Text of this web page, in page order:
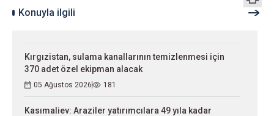
Konuyla ilgili
Kırgızistan, sulama kanallarının temizlenmesi için
370 adet özel ekipman alacak
05 Ağustos 2026 181
Kasımaliev: Araziler yatırımcılara 49 yıla kadar